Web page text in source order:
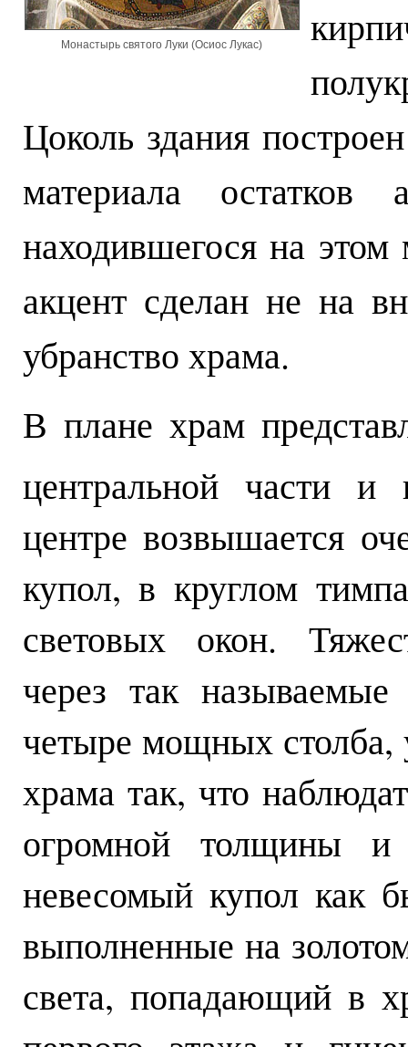
Монастырь святого Луки (Осиос Лукас)
Цоколь здания
материала остатков
находившегося на
акцент сделан не на
убранство храма.
В плане храм
центральной части и
центре возвышается
купол, в круглом
световых окон.
через так
четыре мощных столба,
храма так, что
огромной толщины и
невесомый купол как
выполненные на
света, попадающий в